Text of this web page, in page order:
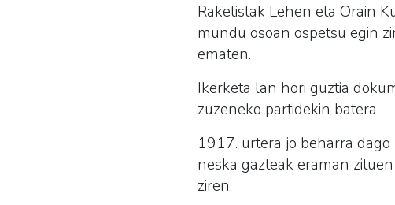
Raketistak Lehen eta Orain
mundu osoan ospetsu egin
ematen.
Ikerketa lan hori guztia
zuzeneko partidekin batera.
1917. urtera jo beharra
neska gazteak eraman
ziren.